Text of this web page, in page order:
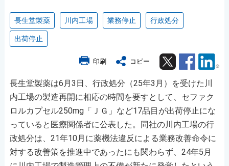
長生堂製薬 川内工場 業務停止 行政処分
出荷停止
印刷 コピー Twitter Facebook
長生堂製薬は6月3日、行政処分（25年3月）を受けた川
内工場の製造再開に相応の時間を要すとして、セファク
ロルカプセル250mg「ＪＧ」など17品目が出荷停止にな
っていると医療関係者に公表した。同社の川内工場の行
政処分は、21年10月に薬機法違反による業務改善命令に
対する改善策を推進中であったにも関わらず、24年5月